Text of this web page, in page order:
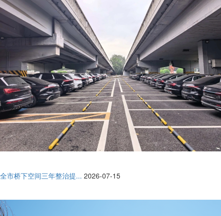
全市桥下空间三年整治提... 2026-07-15